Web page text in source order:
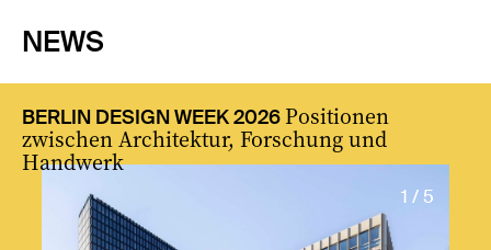
NEWS
BERLIN DESIGN WEEK 2026 Positionen
zwischen Architektur, Forschung und
Handwerk
1 / 5